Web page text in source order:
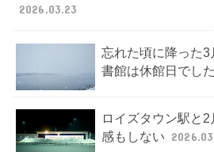
2026.03.23
忘れた頃に降った3
書館は休館日でし
ロイズタウン駅と
感もしない